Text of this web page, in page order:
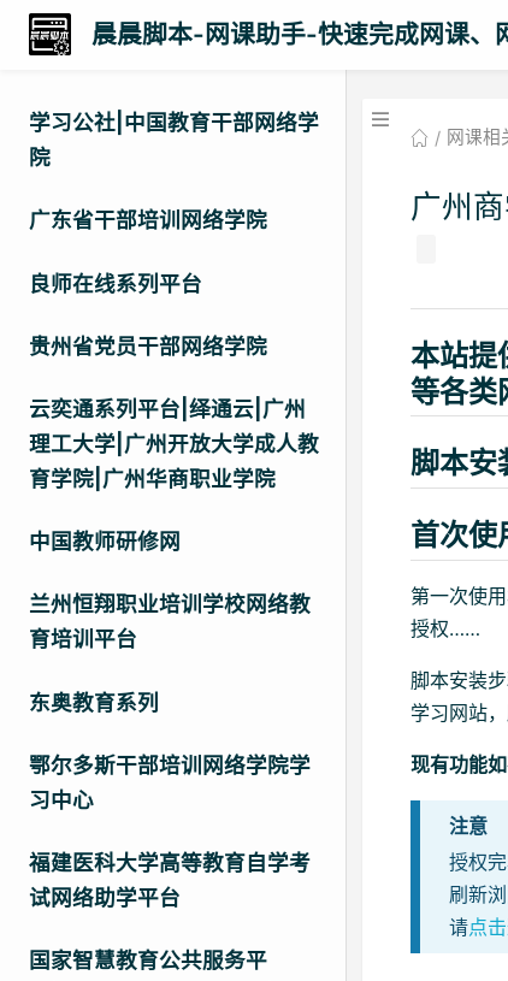
晨晨脚本-网课助手-快速完成网课、
学习公社|中国教育干部网络学
院
广东省干部培训网络学院
良师在线系列平台
贵州省党员干部网络学院
云奕通系列平台|绎通云|广州
理工大学|广州开放大学成人教
育学院|广州华商职业学院
中国教师研修网
兰州恒翔职业培训学校网络教
育培训平台
东奥教育系列
鄂尔多斯干部培训网络学院学
习中心
福建医科大学高等教育自学考
试网络助学平台
国家智慧教育公共服务平
网课相
广州
本站提
等各类
脚本安
首次使
第一次使
授权……
脚本安装
学习网站
现有功能
注意
授权
刷新
请点